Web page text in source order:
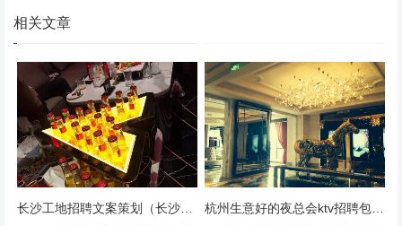
值服务。 **适用人群**：有3年以上经验、寻求晋升的职场
入职某上市公司，薪资涨幅40%。* 3. **杭州人才网（政府
背书）** **优势**：杭州市人社局直属平台，**国企、事业
单位岗位占比高**，信息真实性100%保障。 **适用人群**：
追求稳定、考公考编人群。 ### **三、垂直领域"黑马"平
台：精准打击求职痛点** - **拉勾网（互联网专场）**：杭州
互联网岗位占比超80%，技术岗薪资透明度高。 - **店长直
聘（服务业）**：餐饮、零售等基层岗位实时更新，支持
相关文章
长沙工地招聘文案策划（长沙工地文案创意招聘） 杭州生意好的夜总会ktv招聘包厢公主,中午管饭吗？